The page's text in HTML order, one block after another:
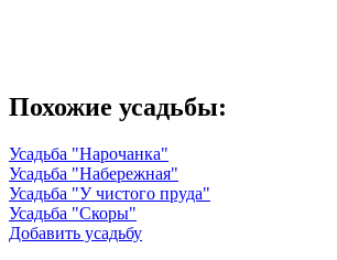
Похожие усадьбы:
Усадьба "Нарочанка"
Усадьба "Набережная"
Усадьба "У чистого пруда"
Усадьба "Скоры"
Добавить усадьбу